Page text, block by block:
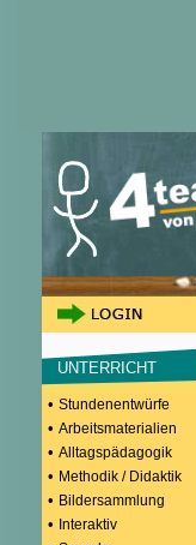
UNTERRICHT
• Stundenentwürfe
• Arbeitsmaterialien
• Alltagspädagogik
• Methodik / Didaktik
• Bildersammlung
• Interaktiv